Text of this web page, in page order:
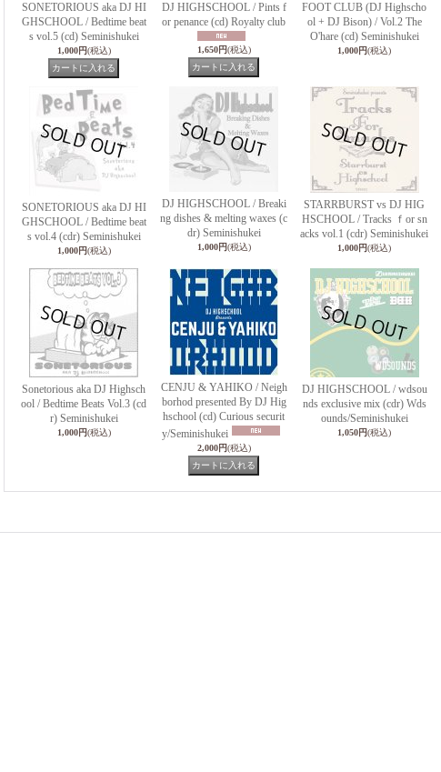
SONETORIOUS aka DJ HI
GHSCHOOL / Bedtime beat
s vol.5 (cd) Seminishukei
1,000円(税込)
DJ HIGHSCHOOL / Pints f
or penance (cd) Royalty club
1,650円(税込)
FOOT CLUB (DJ Highscho
ol + DJ Bison) / Vol.2 The
O'hare (cd) Seminishukei
1,000円(税込)
SONETORIOUS aka DJ HI
GHSCHOOL / Bedtime beat
s vol.4 (cdr) Seminishukei
1,000円(税込)
DJ HIGHSCHOOL / Breaki
ng dishes & melting waxes (c
dr) Seminishukei
1,000円(税込)
STARRBURST vs DJ HIG
HSCHOOL / Tracks ｆor sn
acks vol.1 (cdr) Seminishukei
1,000円(税込)
Sonetorious aka DJ Highsch
ool / Bedtime Beats Vol.3 (cd
r) Seminishukei
1,000円(税込)
CENJU & YAHIKO / Neigh
borhod presented By DJ Hig
hschool (cd) Curious securit
y/Seminishukei
2,000円(税込)
DJ HIGHSCHOOL / wdsou
nds exclusive mix (cdr) Wds
ounds/Seminishukei
1,050円(税込)